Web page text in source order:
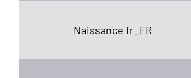
Naissance fr_FR